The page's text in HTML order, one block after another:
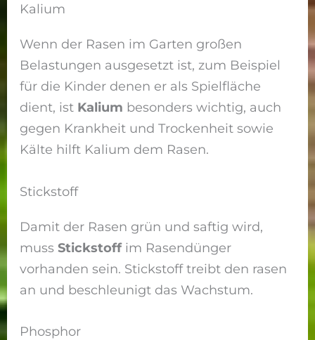
Kalium
Wenn der Rasen im Garten großen
Belastungen ausgesetzt ist, zum Beispiel
für die Kinder denen er als Spielfläche
dient, ist Kalium besonders wichtig, auch
gegen Krankheit und Trockenheit sowie
Kälte hilft Kalium dem Rasen.
Stickstoff
Damit der Rasen grün und saftig wird,
mussStickstoffim Rasendünger
vorhanden sein. Stickstoff treibt den rasen
an und beschleunigt das Wachstum.
Phosphor